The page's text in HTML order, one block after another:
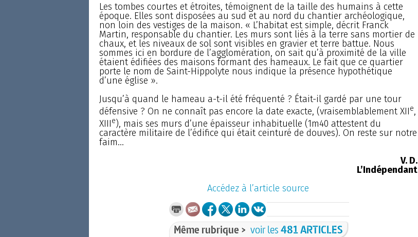
Les tombes courtes et étroites, témoignent de la taille des humains à cette
époque. Elles sont disposées au sud et au nord du chantier archéologique,
non loin des vestiges de la maison. « L’habitat est simple, décrit Franck
Martin, responsable du chantier. Les murs sont liés à la terre sans mortier de
chaux, et les niveaux de sol sont visibles en gravier et terre battue. Nous
sommes ici en bordure de l’agglomération, on sait qu’à proximité de la ville
étaient édifiées des maisons formant des hameaux. Le fait que ce quartier
porte le nom de Saint-Hippolyte nous indique la présence hypothétique
d’une église ».
Jusqu’à quand le hameau a-t-il été fréquenté ? Était-il gardé par une tour
défensive ? On ne connaît pas encore la date exacte, (vraisemblablement XIIe,
XIIIe), mais ses murs d’une épaisseur inhabituelle (1m40 attestent du
caractère militaire de l’édifice qui était ceinturé de douves). On reste sur notre
faim...
V. D.
L’Indépendant
Accédez à l’article source
Même rubrique > voir les481 ARTICLES